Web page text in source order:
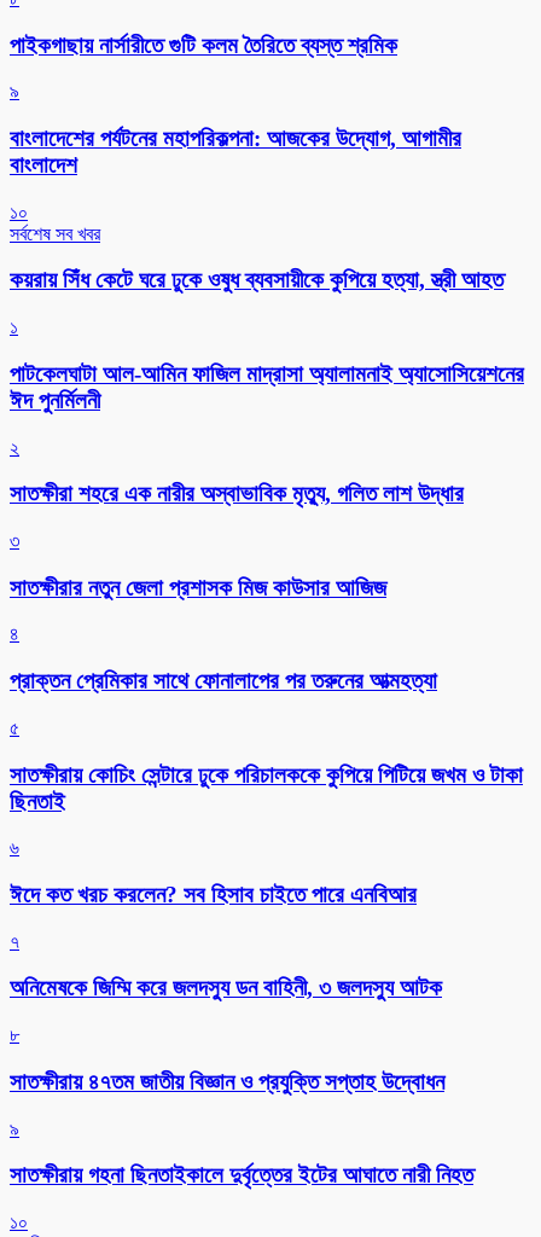
পাইকগাছায় নার্সারীতে গুটি কলম তৈরিতে ব্যস্ত শ্রমিক
৯
বাংলাদেশের পর্যটনের মহাপরিকল্পনা: আজকের উদ্যোগ, আগামীর
বাংলাদেশ
১০
সর্বশেষ সব খবর
কয়রায় সিঁধ কেটে ঘরে ঢুকে ওষুধ ব্যবসায়ীকে কুপিয়ে হত্যা, স্ত্রী আহত
১
পাটকেলঘাটা আল-আমিন ফাজিল মাদ্রাসা অ্যালামনাই অ্যাসোসিয়েশনের
ঈদ পুনর্মিলনী
২
সাতক্ষীরা শহরে এক নারীর অস্বাভাবিক মৃত্যু, গলিত লাশ উদ্ধার
৩
সাতক্ষীরার নতুন জেলা প্রশাসক মিজ কাউসার আজিজ
৪
প্রাক্তন প্রেমিকার সাথে ফোনালাপের পর তরুনের আত্মহত্যা
৫
সাতক্ষীরায় কোচিং সেন্টারে ঢুকে পরিচালককে কুপিয়ে পিটিয়ে জখম ও টাকা
ছিনতাই
৬
ঈদে কত খরচ করলেন? সব হিসাব চাইতে পারে এনবিআর
৭
অনিমেষকে জিম্মি করে জলদস্যু ডন বাহিনী, ৩ জলদস্যু আটক
৮
সাতক্ষীরায় ৪৭তম জাতীয় বিজ্ঞান ও প্রযুক্তি সপ্তাহ উদ্বোধন
৯
সাতক্ষীরায় গহনা ছিনতাইকালে দুর্বৃত্তের ইটের আঘাতে নারী নিহত
১০